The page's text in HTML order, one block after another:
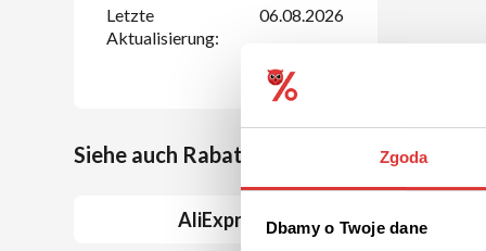
Zgoda
Dbamy o Twoje dane
Letzte
Aktualisierung:
06.08.2026
Siehe auch Rabattcoupons bei ähnlichen
AliExpress